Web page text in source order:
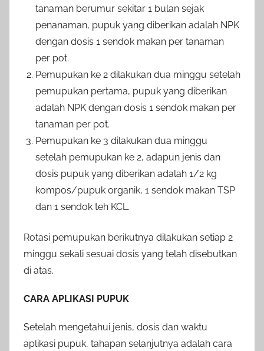
tanaman berumur sekitar 1 bulan sejak
penanaman, pupuk yang diberikan adalah NPK
dengan dosis 1 sendok makan per tanaman
per pot.
Pemupukan ke 2 dilakukan dua minggu setelah
pemupukan pertama, pupuk yang diberikan
adalah NPK dengan dosis 1 sendok makan per
tanaman per pot.
Pemupukan ke 3 dilakukan dua minggu
setelah pemupukan ke 2, adapun jenis dan
dosis pupuk yang diberikan adalah 1/2 kg
kompos/pupuk organik, 1 sendok makan TSP
dan 1 sendok teh KCL.
Rotasi pemupukan berikutnya dilakukan setiap 2
minggu sekali sesuai dosis yang telah disebutkan
di atas.
CARA APLIKASI PUPUK
Setelah mengetahui jenis, dosis dan waktu
aplikasi pupuk, tahapan selanjutnya adalah cara